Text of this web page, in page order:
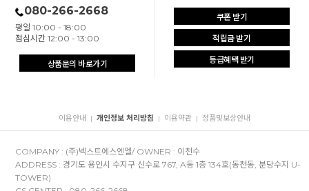
080-266-2668
평일 10:00 - 18:00
점심시간 12:00 - 13:00
상품문의 바로가기
쿠폰 받기
적립금 받기
등급혜택 받기
이용안내 | 개인정보 처리방침 | 이용약관 | 정품및보상안내
COMPANY : (주)넥스트에스엔엘/ OWNER : 이천수
ADDRESS : 경기도 용인시 수지구 신수로 767, A동 1층 134호(동천동, 분당수지 U-
TOWER)